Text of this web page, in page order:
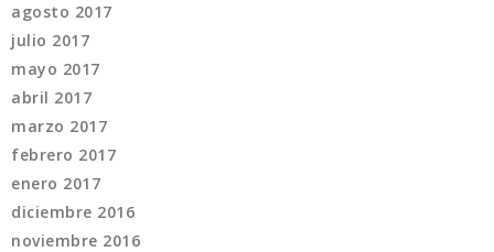
agosto 2017
julio 2017
mayo 2017
abril 2017
marzo 2017
febrero 2017
enero 2017
diciembre 2016
noviembre 2016